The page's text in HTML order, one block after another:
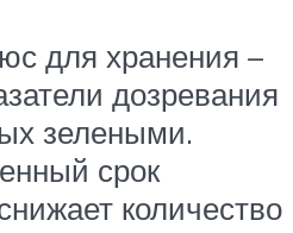
для хранения –
дозревания
зелеными.
срок
количество